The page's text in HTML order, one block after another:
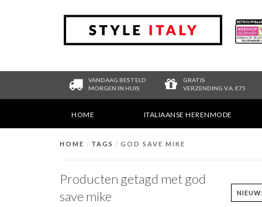
VANDAAG BESTELD
MORGEN IN HUIS
GRATIS
VERZENDING V.A. €75
HOME ITALIAANSE HERENMODE
HOME / TAGS / GOD SAVE MIKE
Producten getagd met god
save mike